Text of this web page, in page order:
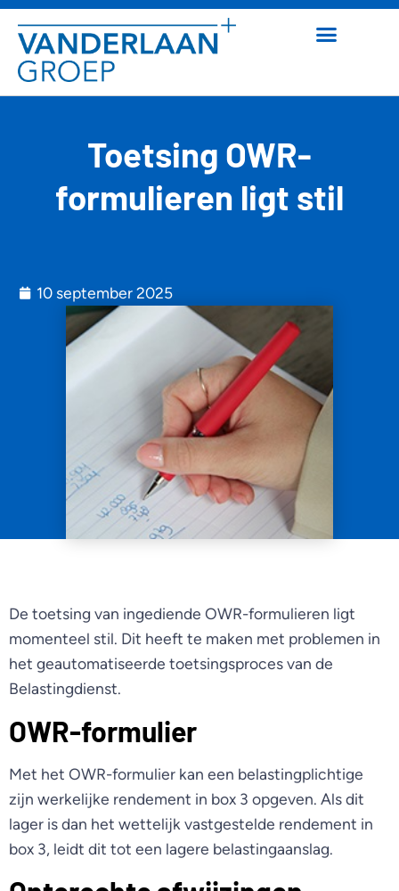
Toetsing OWR-
formulieren ligt stil
10 september 2025
De toetsing van ingediende OWR-formulieren ligt
momenteel stil. Dit heeft te maken met problemen in
het geautomatiseerde toetsingsproces van de
Belastingdienst.
OWR-formulier
Met het OWR-formulier kan een belastingplichtige
zijn werkelijke rendement in box 3 opgeven. Als dit
lager is dan het wettelijk vastgestelde rendement in
box 3, leidt dit tot een lagere belastingaanslag.